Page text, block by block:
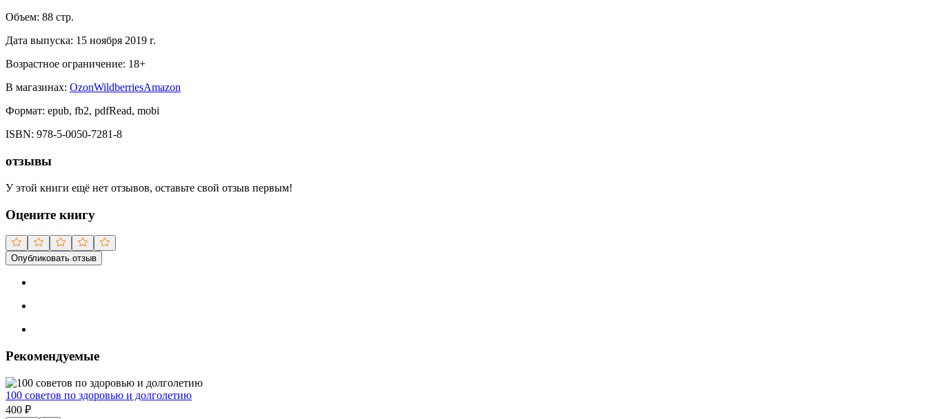
Объем: 88 стр.
Дата выпуска: 15 ноября 2019 г.
Возрастное ограничение: 18+
В магазинах: OzonWildberriesAmazon
Формат: epub, fb2, pdfRead, mobi
ISBN: 978-5-0050-7281-8
отзывы
У этой книги ещё нет отзывов, оставьте свой отзыв первым!
Оцените книгу
Опубликовать отзыв
Рекомендуемые
100 советов по здоровью и долголетию
400 ₽